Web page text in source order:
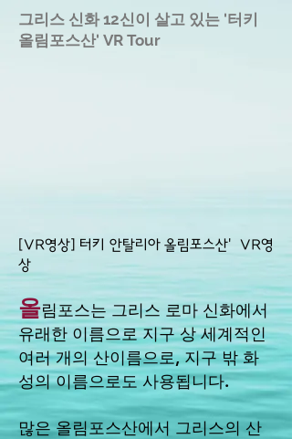
그리스 신화 12신이 살고 있는 '터키
올림포스산' VR Tour
[VR영상] 터키 안탈리아 올림포스산' VR영
상
올림포스는 그리스 로마 신화에서
유래한 이름으로 지구 상 세계적인
여러 개의 산이름으로, 지구 밖 화
성의 이름으로도 사용됩니다.
많은 올림포스산에서 그리스의 산